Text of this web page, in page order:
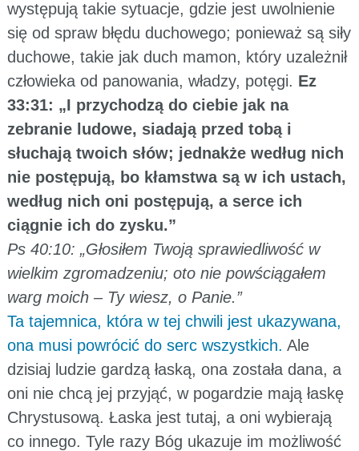
występują takie sytuacje, gdzie jest uwolnienie
się od spraw błędu duchowego; ponieważ są siły
duchowe, takie jak duch mamon, który uzależnił
człowieka od panowania, władzy, potęgi. Ez
33:31: „I przychodzą do ciebie jak na
zebranie ludowe, siadają przed tobą i
słuchają twoich słów; jednakże według nich
nie postępują, bo kłamstwa są w ich ustach,
według nich oni postępują, a serce ich
ciągnie ich do zysku.”
Ps 40:10: „Głosiłem Twoją sprawiedliwość w
wielkim zgromadzeniu; oto nie powściągałem
warg moich – Ty wiesz, o Panie.”
Ta tajemnica, która w tej chwili jest ukazywana,
ona musi powrócić do serc wszystkich. Ale
dzisiaj ludzie gardzą łaską, ona została dana, a
oni nie chcą jej przyjąć, w pogardzie mają łaskę
Chrystusową. Łaska jest tutaj, a oni wybierają
co innego. Tyle razy Bóg ukazuje im możliwość